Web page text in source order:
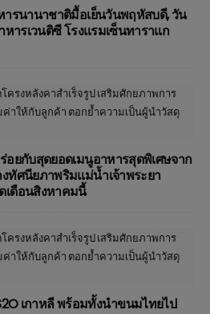
ารนานาชาติมื้อเย็นวันพฤหัสบดี, วัน
ารเวนติซี โรงแรมเซ็นทาราแก
ยกับสุดยอดเมนูอาหารสุดพิเศษจาก
ทัศนียภาพริมแม่น้ำเจ้าพระยา
เดือนสิงหาคมนี้
เกาหลี พร้อมทั้งนำขนมไทยไป